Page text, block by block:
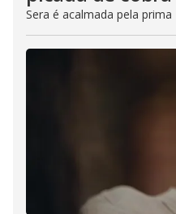
Sera é acalmada pela prima